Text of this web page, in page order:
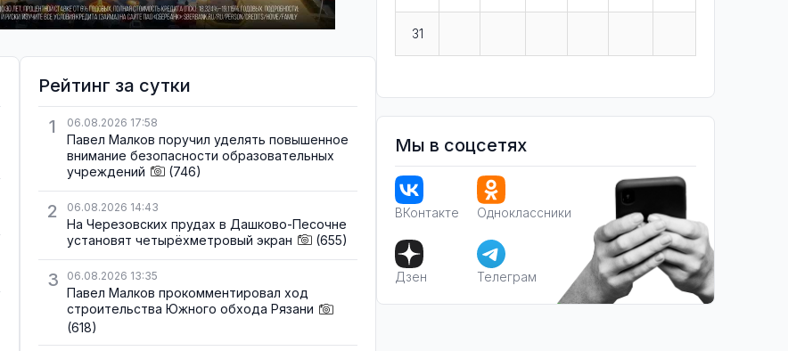
Рейтинг за сутки
1
06.08.2026 17:58
Павел Малков поручил уделять повышенное
внимание безопасности образовательных
учреждений
(746)
2 06.08.2026 14:43
На Черезовских прудах в Дашково-Песочне
установят четырёхметровый экран
(655)
3 06.08.2026 13:35
Павел Малков прокомментировал ход
строительства Южного обхода Рязани
(618)
31
Мы в соцсетях
ВКонтакте Одноклассники
Дзен Телеграм